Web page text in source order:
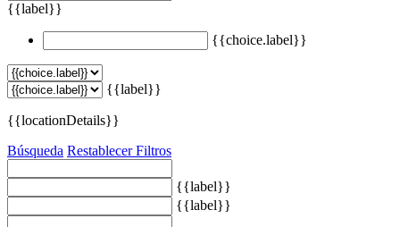
{{label}}
{{choice.label}}
{{label}}
{{locationDetails}}
Búsqueda Restablecer Filtros
{{label}}
{{label}}